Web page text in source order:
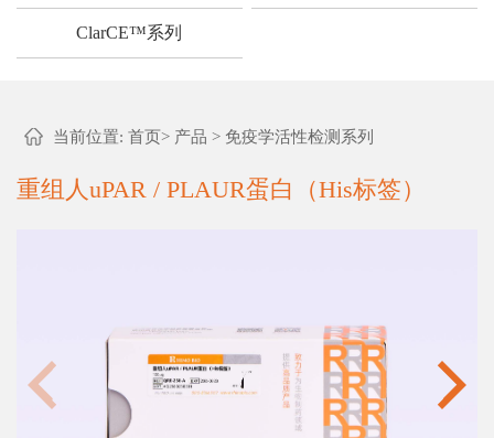
ClarCE™系列
当前位置: 首页> 产品 > 免疫学活性检测系列
重组人uPAR / PLAUR蛋白（His标签）